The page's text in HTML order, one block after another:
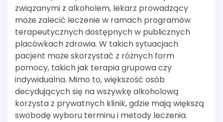
związanymi z alkoholem, lekarz prowadzący
może zalecić leczenie w ramach programów
terapeutycznych dostępnych w publicznych
placówkach zdrowia. W takich sytuacjach
pacjent może skorzystać z różnych form
pomocy, takich jak terapia grupowa czy
indywidualna. Mimo to, większość osób
decydujących się na wszywkę alkoholową
korzysta z prywatnych klinik, gdzie mają większą
swobodę wyboru terminu i metody leczenia.